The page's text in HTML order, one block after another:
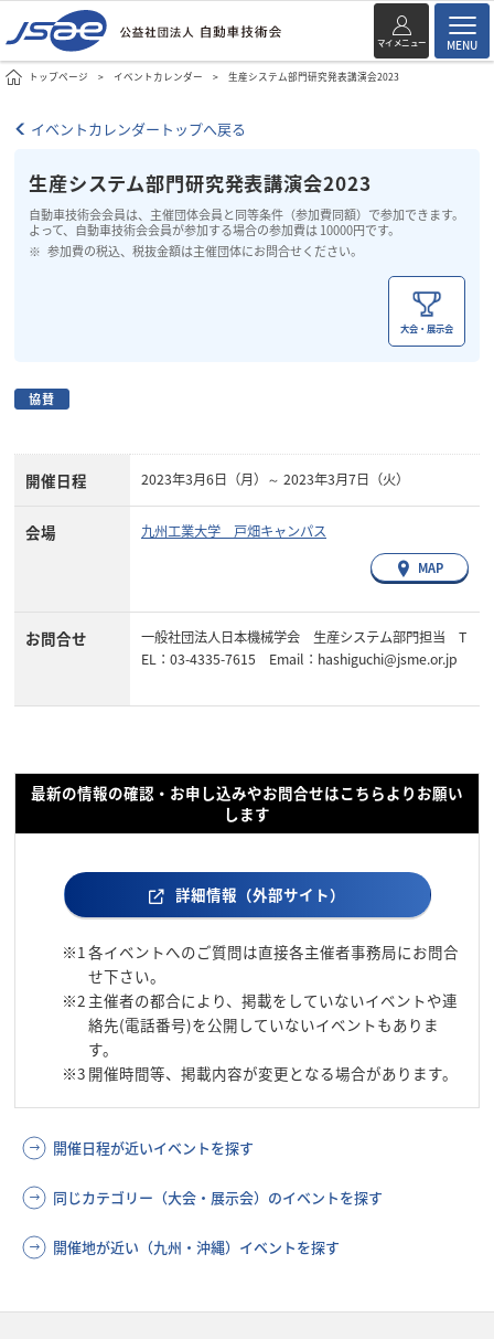
マイメニュー MENU
トップページ イベントカレンダー 生産システム部門研究発表講演会2023
イベントカレンダートップへ戻る
生産システム部門研究発表講演会2023
自動車技術会会員は、主催団体会員と同等条件（参加費同額）で参加できます。
よって、自動車技術会会員が参加する場合の参加費は 10000円です。
参加費の税込、税抜金額は主催団体にお問合せください。
大会・展示会
協賛
開催日程 2023年3月6日（月）～ 2023年3月7日（火）
会場 九州工業大学 戸畑キャンパス
MAP
お問合せ
一般社団法人日本機械学会 生産システム部門担当 T
EL：03-4335-7615 Email：hashiguchi@jsme.or.jp
最新の情報の確認・お申し込みやお問合せはこちらよりお願い
します
詳細情報（外部サイト）
※1 各イベントへのご質問は直接各主催者事務局にお問合
せ下さい。
※2 主催者の都合により、掲載をしていないイベントや連
絡先(電話番号)を公開していないイベントもありま
す。
※3 開催時間等、掲載内容が変更となる場合があります。
開催日程が近いイベントを探す
同じカテゴリー（大会・展示会）のイベントを探す
開催地が近い（九州・沖縄）イベントを探す